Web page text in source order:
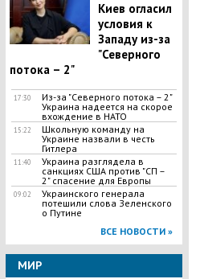
Киев огласил
условия к
Западу из-за
"Северного
потока – 2"
17:30
Из-за "Северного потока – 2"
Украина надеется на скорое
вхождение в НАТО
15:22
Школьную команду на
Украине назвали в честь
Гитлера
11:40
Украина разглядела в
санкциях США против "СП –
2" спасение для Европы
09:02
Украинского генерала
потешили слова Зеленского
о Путине
ВСЕ НОВОСТИ »
МИР